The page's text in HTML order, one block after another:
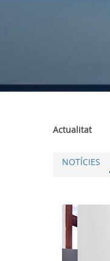
Actualitat
NOTÍCIES